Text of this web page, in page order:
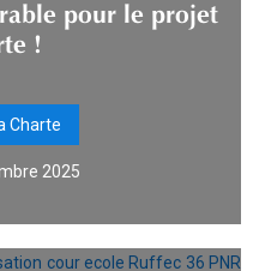
pour le projet
!
Charte
2025